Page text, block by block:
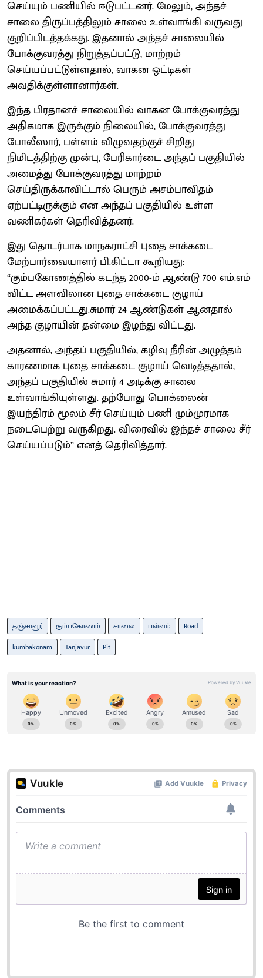
செய்யும் பணியில் ஈடுபட்டனர். மேலும், அந்தச்
சாலை திருப்பத்திலும் சாலை உள்வாங்கி வருவது
குறிப்பிடத்தக்கது. இதனால் அந்தச் சாலையில்
போக்குவரத்து நிறுத்தப்பட்டு, மாற்றம்
செய்யப்பட்டுள்ளதால், வாகன ஒட்டிகள்
அவதிக்குள்ளானார்கள்.
இந்த பிரதானச் சாலையில் வாகன போக்குவரத்து
அதிகமாக இருக்கும் நிலையில், போக்குவரத்து
போலீஸார், பள்ளம் விழுவதற்குச் சிறிது
நிமிடத்திற்கு முன்பு, பேரிகார்டை அந்தப் பகுதியில்
அமைத்து போக்குவரத்து மாற்றம்
செய்திருக்காவிட்டால் பெரும் அசம்பாவிதம்
ஏற்பட்டிருக்கும் என அந்தப் பகுதியில் உள்ள
வணிகர்கள் தெரிவித்தனர்.
இது தொடர்பாக மாநகராட்சி புதை சாக்கடை
மேற்பார்வையாளர் பி.கிட்டா கூறியது:
“கும்பகோணத்தில் கடந்த 2000-ம் ஆண்டு 700 எம்.எம்
விட்ட அளவிலான புதை சாக்கடை குழாய்
அமைக்கப்பட்டது.சுமார் 24 ஆண்டுகள் ஆனதால்
அந்த குழாயின் தன்மை இழந்து விட்டது.
அதனால், அந்தப் பகுதியில், கழிவு நீரின் அழுத்தம்
காரணமாக புதை சாக்கடை குழாய் வெடித்ததால்,
அந்தப் பகுதியில் சுமார் 4 அடிக்கு சாலை
உள்வாங்கியுள்ளது. தற்போது பொக்லைன்
இயந்திரம் மூலம் சீர் செய்யும் பணி மும்முரமாக
நடைபெற்று வருகிறது. விரைவில் இந்தச் சாலை சீர்
செய்யப்படும்” எனத் தெரிவித்தார்.
தஞ்சாவூர் கும்பகோணம் சாலை பள்ளம்
Road
kumbakonam
Tanjavur Pit